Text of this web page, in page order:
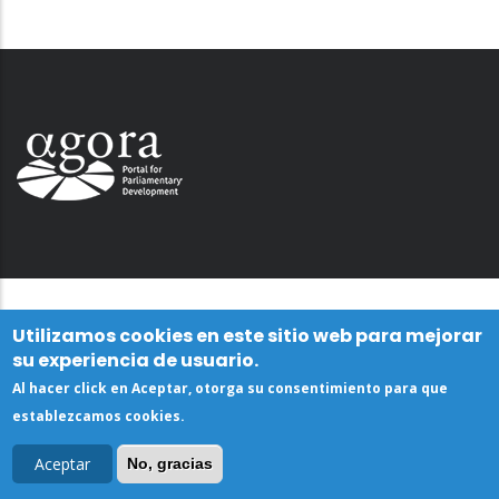
Utilizamos cookies en este sitio web para mejorar
su experiencia de usuario.
Al hacer click en Aceptar, otorga su consentimiento para que
establezcamos cookies.
Aceptar No, gracias